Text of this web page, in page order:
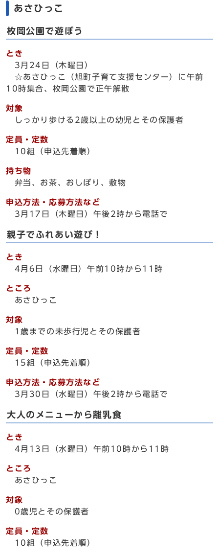
あさひっこ
枚岡公園で遊ぼう
とき
3月24日（木曜日）
☆あさひっこ（旭町子育て支援センター）に午前
10時集合、枚岡公園で正午解散
対象
しっかり歩ける2歳以上の幼児とその保護者
定員・定数
10組（申込先着順）
持ち物
弁当、お茶、おしぼり、敷物
申込方法・応募方法など
3月17日（木曜日）午後2時から電話で
親子でふれあい遊び！
とき
4月6日（水曜日）午前10時から11時
ところ
あさひっこ
対象
1歳までの未歩行児とその保護者
定員・定数
15組（申込先着順）
申込方法・応募方法など
3月30日（水曜日）午後2時から電話で
大人のメニューから離乳食
とき
4月13日（水曜日）午前10時から11時
ところ
あさひっこ
対象
0歳児とその保護者
定員・定数
10組（申込先着順）